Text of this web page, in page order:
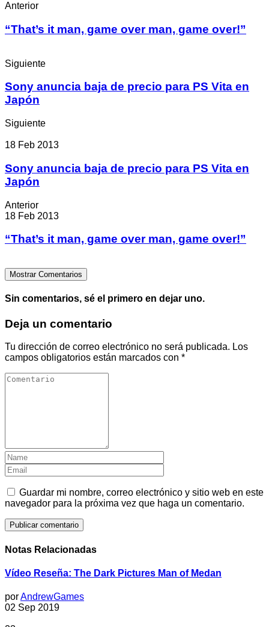
Anterior
“That’s it man, game over man, game over!”
Siguiente
Sony anuncia baja de precio para PS Vita en
Japón
Siguiente
18 Feb 2013
Sony anuncia baja de precio para PS Vita en
Japón
Anterior
18 Feb 2013
“That’s it man, game over man, game over!”
Mostrar Comentarios
Sin comentarios, sé el primero en dejar uno.
Deja un comentario
Tu dirección de correo electrónico no será publicada. Los
campos obligatorios están marcados con *
Guardar mi nombre, correo electrónico y sitio web en este
navegador para la próxima vez que haga un comentario.
Notas Relacionadas
Vídeo Reseña: The Dark Pictures Man of Medan
porAndrewGames
02 Sep 2019